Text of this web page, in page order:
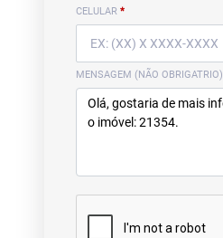
CELULAR *
MENSAGEM (NÃO OBRIGATRIO)